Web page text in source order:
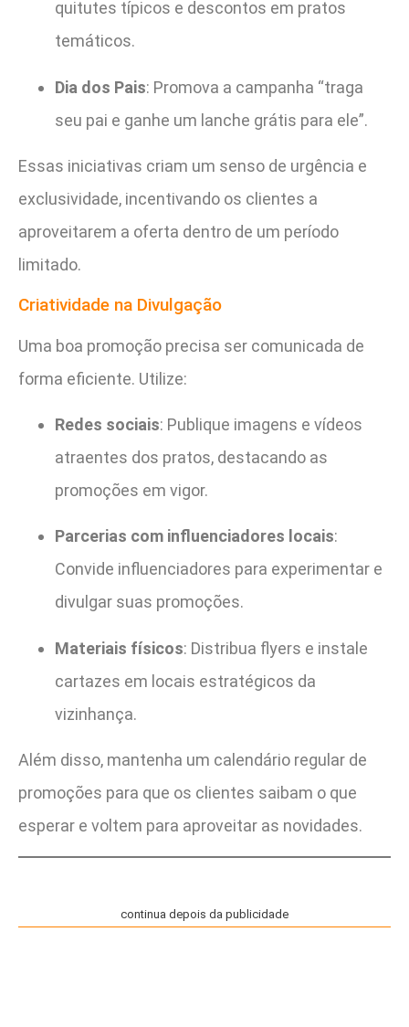
quitutes típicos e descontos em pratos
temáticos.
Dia dos Pais: Promova a campanha “traga
seu pai e ganhe um lanche grátis para ele”.
Essas iniciativas criam um senso de urgência e
exclusividade, incentivando os clientes a
aproveitarem a oferta dentro de um período
limitado.
Criatividade na Divulgação
Uma boa promoção precisa ser comunicada de
forma eficiente. Utilize:
Redes sociais: Publique imagens e vídeos
atraentes dos pratos, destacando as
promoções em vigor.
Parcerias com influenciadores locais:
Convide influenciadores para experimentar e
divulgar suas promoções.
Materiais físicos: Distribua flyers e instale
cartazes em locais estratégicos da
vizinhança.
Além disso, mantenha um calendário regular de
promoções para que os clientes saibam o que
esperar e voltem para aproveitar as novidades.
continua depois da publicidade